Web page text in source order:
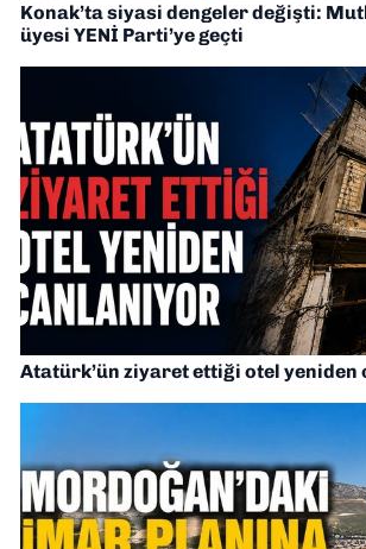
Konak’ta siyasi dengeler değişti:
üyesi YENİ Parti’ye geçti
Atatürk’ün ziyaret ettiği otel yeniden